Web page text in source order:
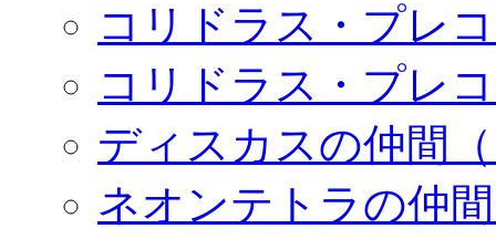
コリドラス・プレ
コリドラス・プレ
ディスカスの仲間
ネオンテトラの仲